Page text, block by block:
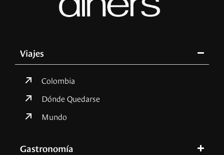
Viajes
Colombia
Dónde Quedarse
Mundo
Gastronomía